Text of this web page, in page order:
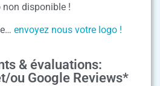
non disponible !
envoyez nous votre logo !
& évaluations:
ou Google Reviews*